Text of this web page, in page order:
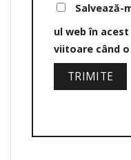
Salvează-
ul web în
viitoare când